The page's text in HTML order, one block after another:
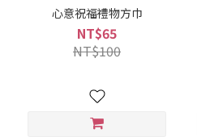
心意祝福禮物方巾
NT$65
NT$100